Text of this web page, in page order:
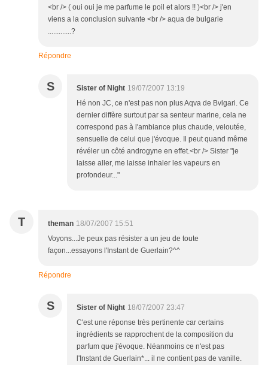
<br /> ( oui oui je me parfume le poil et alors !! )<br /> j'en
viens a la conclusion suivante <br /> aqua de bulgarie
.............?
Répondre
S Sister of Night 19/07/2007 13:19
Hé non JC, ce n'est pas non plus Aqva de Bvlgari. Ce
dernier diffère surtout par sa senteur marine, cela ne
correspond pas à l'ambiance plus chaude, veloutée,
sensuelle de celui que j'évoque. Il peut quand même
révéler un côté androgyne en effet.<br /> Sister "je
laisse aller, me laisse inhaler les vapeurs en
profondeur..."
T theman 18/07/2007 15:51
Voyons...Je peux pas résister a un jeu de toute
façon...essayons l'Instant de Guerlain?^^
Répondre
S Sister of Night 18/07/2007 23:47
C'est une réponse très pertinente car certains
ingrédients se rapprochent de la composition du
parfum que j'évoque. Néanmoins ce n'est pas
l'Instant de Guerlain*... il ne contient pas de vanille.